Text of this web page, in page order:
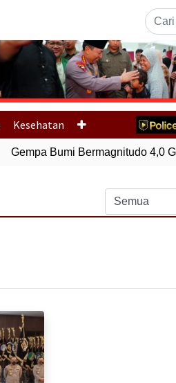
Previous
Kesehatan
Gempa Bumi Bermagnitudo 4,0